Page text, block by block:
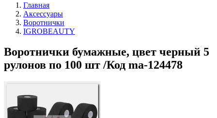
Главная
Аксессуары
Воротнички
IGROBEAUTY
Воротнички бумажные, цвет черный 5
рулонов по 100 шт /Код ma-124478